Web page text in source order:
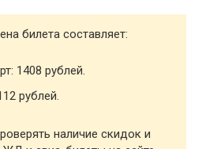
билета составляет:
1408 рублей.
рублей.
наличие скидок и